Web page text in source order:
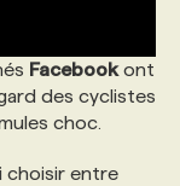
Facebookont
des cyclistes
choc.
choisir entre